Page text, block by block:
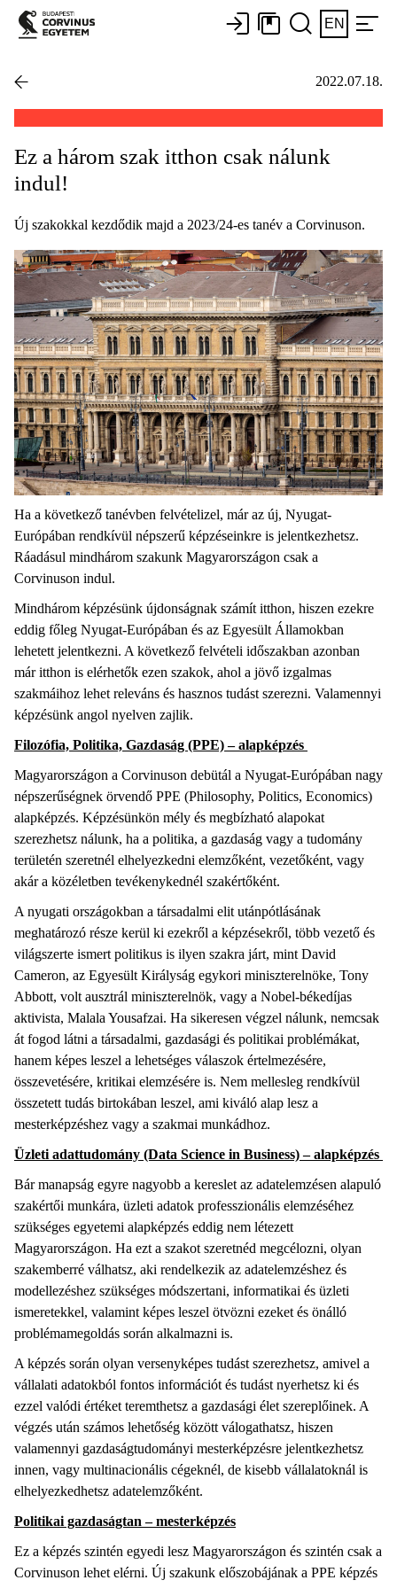
EN
2022.07.18.
Ez a három szak itthon csak nálunk
indul!
Új szakokkal kezdődik majd a 2023/24-es tanév a Corvinuson.
Ha a következő tanévben felvételizel, már az új, Nyugat-
Európában rendkívül népszerű képzéseinkre is jelentkezhetsz.
Ráadásul mindhárom szakunk Magyarországon csak a
Corvinuson indul.
Mindhárom képzésünk újdonságnak számít itthon, hiszen ezekre
eddig főleg Nyugat-Európában és az Egyesült Államokban
lehetett jelentkezni. A következő felvételi időszakban azonban
már itthon is elérhetők ezen szakok, ahol a jövő izgalmas
szakmáihoz lehet releváns és hasznos tudást szerezni. Valamennyi
képzésünk angol nyelven zajlik.
Filozófia, Politika, Gazdaság (PPE) – alapképzés
Magyarországon a Corvinuson debütál a Nyugat-Európában nagy
népszerűségnek örvendő PPE (Philosophy, Politics, Economics)
alapképzés. Képzésünkön mély és megbízható alapokat
szerezhetsz nálunk, ha a politika, a gazdaság vagy a tudomány
területén szeretnél elhelyezkedni elemzőként, vezetőként, vagy
akár a közéletben tevékenykednél szakértőként.
A nyugati országokban a társadalmi elit utánpótlásának
meghatározó része kerül ki ezekről a képzésekről, több vezető és
világszerte ismert politikus is ilyen szakra járt, mint David
Cameron, az Egyesült Királyság egykori miniszterelnöke, Tony
Abbott, volt ausztrál miniszterelnök, vagy a Nobel-békedíjas
aktivista, Malala Yousafzai. Ha sikeresen végzel nálunk, nemcsak
át fogod látni a társadalmi, gazdasági és politikai problémákat,
hanem képes leszel a lehetséges válaszok értelmezésére,
összevetésére, kritikai elemzésére is. Nem mellesleg rendkívül
összetett tudás birtokában leszel, ami kiváló alap lesz a
mesterképzéshez vagy a szakmai munkádhoz.
Üzleti adattudomány (Data Science in Business) – alapképzés
Bár manapság egyre nagyobb a kereslet az adatelemzésen alapuló
szakértői munkára, üzleti adatok professzionális elemzéséhez
szükséges egyetemi alapképzés eddig nem létezett
Magyarországon. Ha ezt a szakot szeretnéd megcélozni, olyan
szakemberré válhatsz, aki rendelkezik az adatelemzéshez és
modellezéshez szükséges módszertani, informatikai és üzleti
ismeretekkel, valamint képes leszel ötvözni ezeket és önálló
problémamegoldás során alkalmazni is.
A képzés során olyan versenyképes tudást szerezhetsz, amivel a
vállalati adatokból fontos információt és tudást nyerhetsz ki és
ezzel valódi értéket teremthetsz a gazdasági élet szereplőinek. A
végzés után számos lehetőség között válogathatsz, hiszen
valamennyi gazdaságtudományi mesterképzésre jelentkezhetsz
innen, vagy multinacionális cégeknél, de kisebb vállalatoknál is
elhelyezkedhetsz adatelemzőként.
Politikai gazdaságtan – mesterképzés
Ez a képzés szintén egyedi lesz Magyarországon és szintén csak a
Corvinuson lehet elérni. Új szakunk előszobájának a PPE képzés